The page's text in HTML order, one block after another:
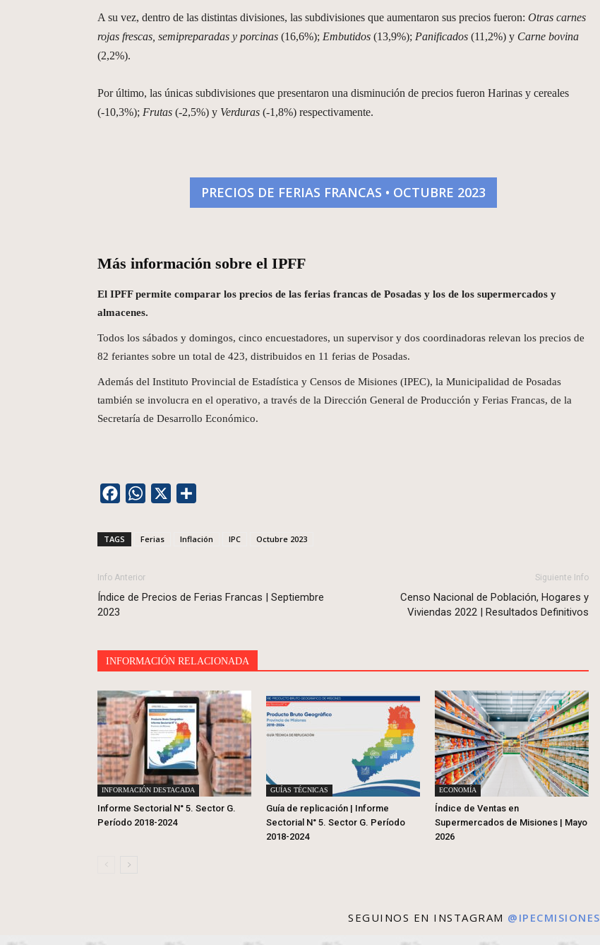
A su vez, dentro de las distintas divisiones, las subdivisiones que aumentaron sus precios fueron: Otras carnes
rojas frescas, semipreparadas y porcinas (16,6%); Embutidos (13,9%); Panificados (11,2%) y Carne bovina
(2,2%).
Por último, las únicas subdivisiones que presentaron una disminución de precios fueron Harinas y cereales
(-10,3%); Frutas (-2,5%) y Verduras (-1,8%) respectivamente.
PRECIOS DE FERIAS FRANCAS • OCTUBRE 2023
Más información sobre el IPFF
El IPFF permite comparar los precios de las ferias francas de Posadas y los de los supermercados y
almacenes.
Todos los sábados y domingos, cinco encuestadores, un supervisor y dos coordinadoras relevan los precios de
82 feriantes sobre un total de 423, distribuidos en 11 ferias de Posadas.
Además del Instituto Provincial de Estadística y Censos de Misiones (IPEC), la Municipalidad de Posadas
también se involucra en el operativo, a través de la Dirección General de Producción y Ferias Francas, de la
Secretaría de Desarrollo Económico.
FacebookWhatsApp
TAGS Ferias Inflación IPC Octubre 2023
Info Anterior
Índice de Precios de Ferias Francas | Septiembre
2023
Siguiente Info
Censo Nacional de Población, Hogares y
Viviendas 2022 | Resultados Definitivos
INFORMACIÓN RELACIONADA
INFORMACIÓN DESTACADA
Informe Sectorial N° 5. Sector G.
Período 2018-2024
GUÍAS TÉCNICAS
Guía de replicación | Informe
Sectorial N° 5. Sector G. Período
2018-2024
ECONOMÍA
Índice de Ventas en
Supermercados de Misiones | Mayo
2026
SEGUINOS EN INSTAGRAM @IPECMISIONES